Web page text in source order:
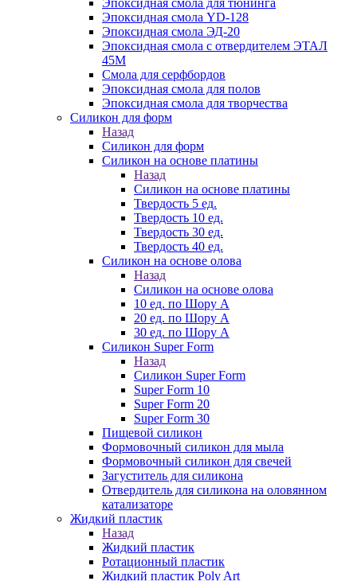
Эпоксидная смола для тюнинга
Эпоксидная смола YD-128
Эпоксидная смола ЭД-20
Эпоксидная смола с отвердителем ЭТАЛ
45М
Смола для серфбордов
Эпоксидная смола для полов
Эпоксидная смола для творчества
Силикон для форм
Назад
Силикон для форм
Силикон на основе платины
Назад
Силикон на основе платины
Твердость 5 ед.
Твердость 10 ед.
Твердость 30 ед.
Твердость 40 ед.
Силикон на основе олова
Назад
Силикон на основе олова
10 ед. по Шору А
20 ед. по Шору А
30 ед. по Шору А
Силикон Super Form
Назад
Силикон Super Form
Super Form 10
Super Form 20
Super Form 30
Пищевой силикон
Формовочный силикон для мыла
Формовочный силикон для свечей
Загуститель для силикона
Отвердитель для силикона на оловянном
катализаторе
Жидкий пластик
Назад
Жидкий пластик
Ротационный пластик
Жидкий пластик Poly Art